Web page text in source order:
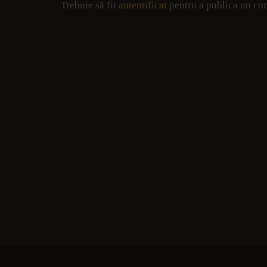
Trebuie să fii autentificat pentru a publica un